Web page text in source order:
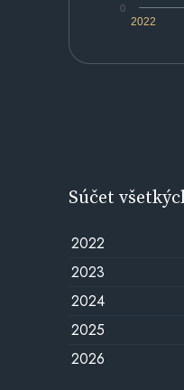
2022
0
Súčet
2022
2023
2024
2025
2026